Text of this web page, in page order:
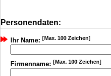
Personendaten:
Ihr Name: [Max. 100 Zeichen]
Firmenname: [Max. 100 Zeichen]